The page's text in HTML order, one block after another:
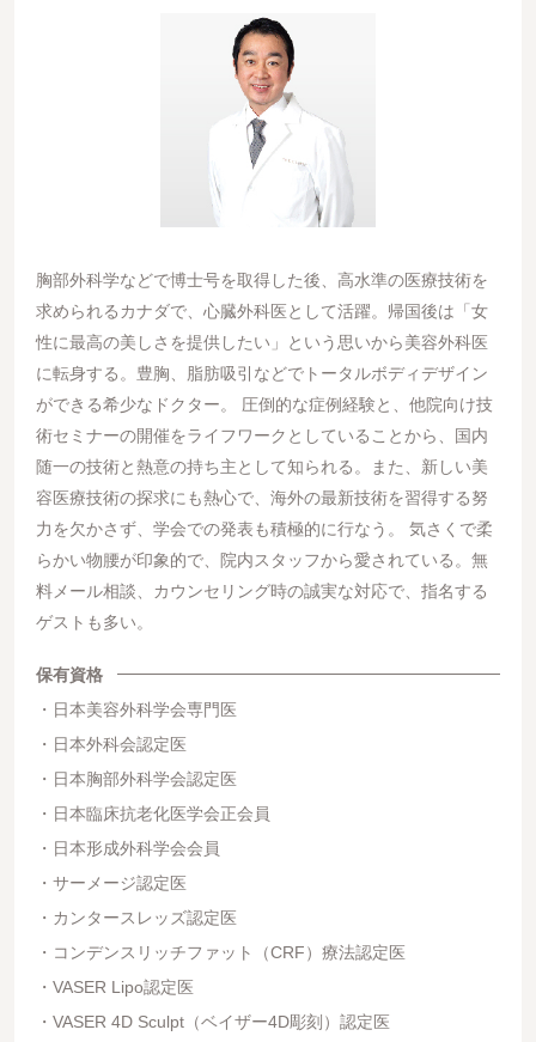
胸部外科学などで博士号を取得した後、高水準の医療技術を
求められるカナダで、心臓外科医として活躍。帰国後は「女
性に最高の美しさを提供したい」という思いから美容外科医
に転身する。豊胸、脂肪吸引などでトータルボディデザイン
ができる希少なドクター。 圧倒的な症例経験と、他院向け技
術セミナーの開催をライフワークとしていることから、国内
随一の技術と熱意の持ち主として知られる。また、新しい美
容医療技術の探求にも熱心で、海外の最新技術を習得する努
力を欠かさず、学会での発表も積極的に行なう。 気さくで柔
らかい物腰が印象的で、院内スタッフから愛されている。無
料メール相談、カウンセリング時の誠実な対応で、指名する
ゲストも多い。
保有資格
日本美容外科学会専門医
日本外科会認定医
日本胸部外科学会認定医
日本臨床抗老化医学会正会員
日本形成外科学会会員
サーメージ認定医
カンタースレッズ認定医
コンデンスリッチファット（CRF）療法認定医
VASER Lipo認定医
VASER 4D Sculpt（ベイザー4D彫刻）認定医